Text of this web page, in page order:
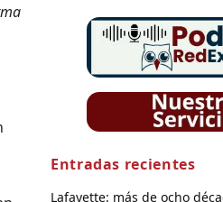
Entradas recientes
Lafayette: más de ocho